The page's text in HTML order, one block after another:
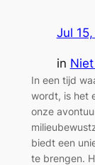
Jul
in
In een tijd
wordt, is het
onze
biedt een
te brengen.